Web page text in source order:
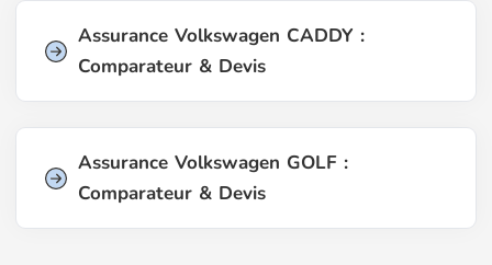
Assurance Volkswagen CADDY :
Comparateur & Devis
Assurance Volkswagen GOLF :
Comparateur & Devis